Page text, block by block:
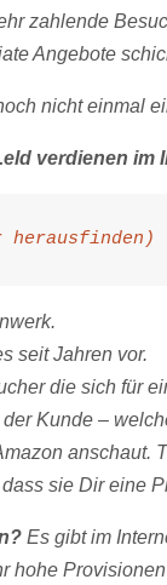
zahlende
Angebote
nicht einmal
verdienen im
herausfinden)
seit Jahren vor.
die sich für
Kunde –
anschaut.
sie Dir eine
Es gibt im
hohe